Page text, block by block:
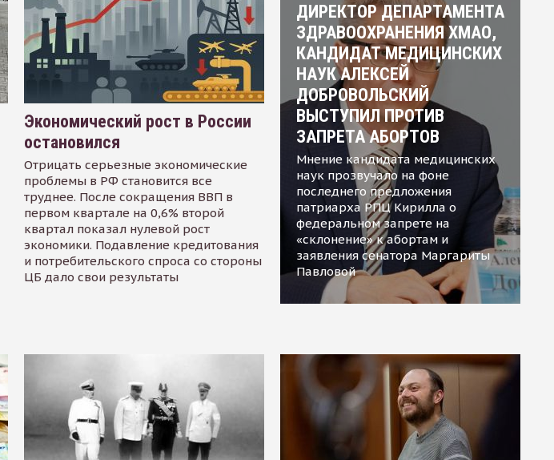
Экономический рост в России
остановился
Отрицать серьезные экономические
проблемы в РФ становится все
труднее. После сокращения ВВП в
первом квартале на 0,6% второй
квартал показал нулевой рост
экономики. Подавление кредитования
и потребительского спроса со стороны
ЦБ дало свои результаты
ДИРЕКТОР ДЕПАРТАМЕНТА
ЗДРАВООХРАНЕНИЯ ХМАО,
КАНДИДАТ МЕДИЦИНСКИХ
НАУК АЛЕКСЕЙ
ДОБРОВОЛЬСКИЙ
ВЫСТУПИЛ ПРОТИВ
ЗАПРЕТА АБОРТОВ
Мнение кандидата медицинских
наук прозвучало на фоне
последнего предложения
патриарха РПЦ Кирилла о
федеральном запрете на
«склонение» к абортам и
заявления сенатора Маргариты
Павловой